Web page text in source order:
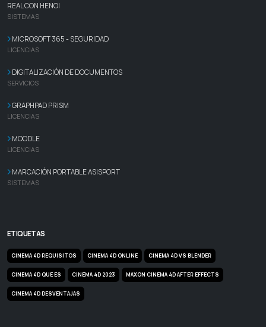
REAL CON HENOI
SISTEMAS
MICROSOFT 365 - SEGURIDAD
LICENCIAS
DIGITALIZACIÓN DE DOCUMENTOS
SERVICIOS
GRAPHPAD PRISM
LICENCIAS
MOODLE
LICENCIAS
MARCACIÓN PORTABLE ASISPORT
SISTEMAS
ETIQUETAS
CINEMA 4D REQUISITOS CINEMA 4D ONLINE CINEMA 4D VS BLENDER
CINEMA 4D QUE ES CINEMA 4D 2023 MAXON CINEMA 4D AFTER EFFECTS
CINEMA 4D DESVENTAJAS